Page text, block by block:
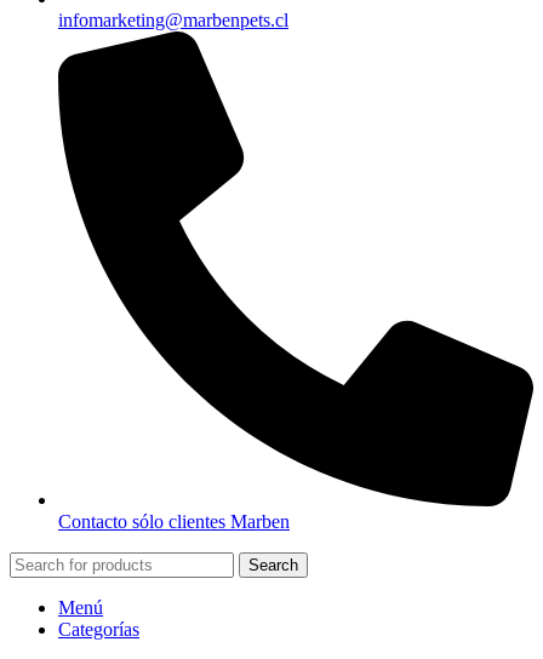
infomarketing@marbenpets.cl
Contacto sólo clientes Marben
Search
Menú
Categorías